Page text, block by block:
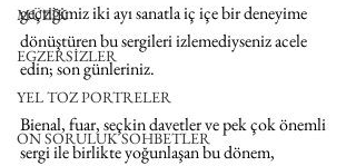
MÜZİK
EGZERSİZLER
YEL TOZ PORTRELER
ON SORULUK SOHBETLER
geçtiğimiz iki ayı sanatla iç içe bir deneyime
dönüştüren bu sergileri izlemediyseniz acele
edin; son günleriniz.
Bienal, fuar, seçkin davetler ve pek çok önemli
sergi ile birlikte yoğunlaşan bu dönem,